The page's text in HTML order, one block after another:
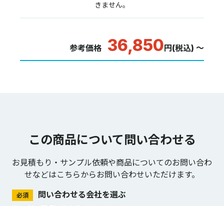
きません。
参考価格 36,850 円(税込) ～
この商品について問い合わせる
お見積もり・サンプル依頼や商品についてのお問い合わ
せなどは こちらからお問い合わせいただけます。
必須 問い合わせる会社を選ぶ